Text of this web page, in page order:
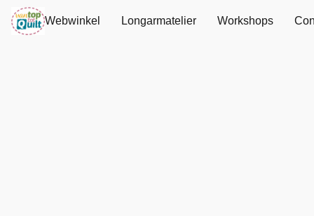
Webwinkel Longarmatelier Workshops